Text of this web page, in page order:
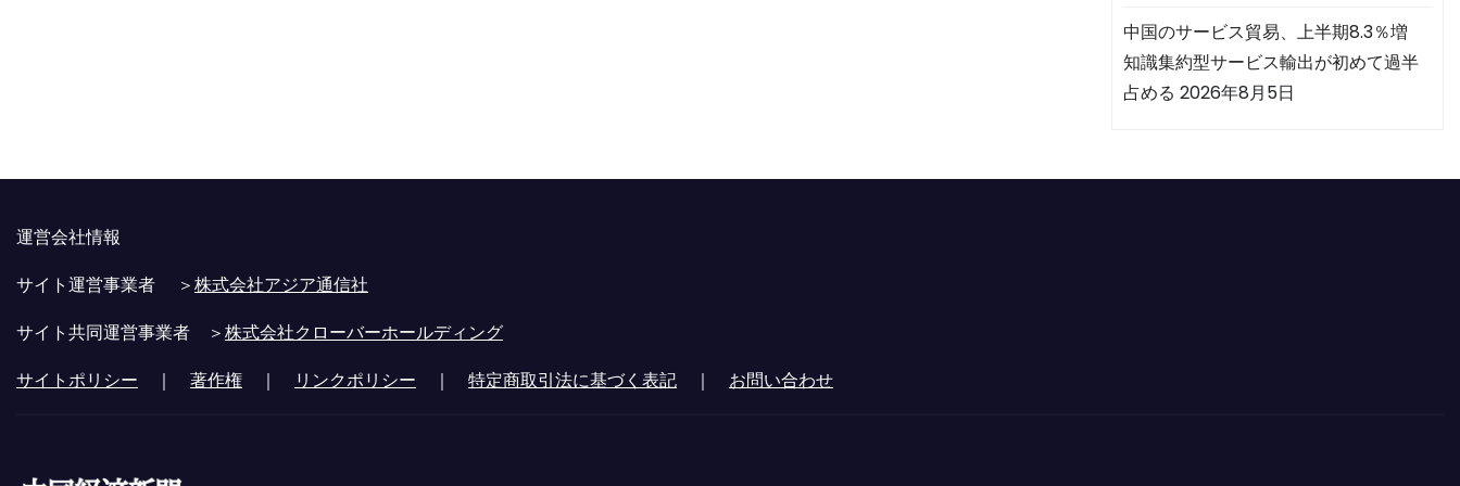
中国のサービス貿易、上半期8.3％増
知識集約型サービス輸出が初めて過半
占める 2026年8月5日
運営会社情報
サイト運営事業者 ＞株式会社アジア通信社
サイト共同運営事業者 ＞株式会社クローバーホールディング
サイトポリシー ｜ 著作権 ｜ リンクポリシー ｜ 特定商取引法に基づく表記 ｜ お問い合わせ